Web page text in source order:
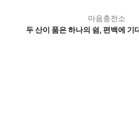
마음충전소
두 산이 품은 하나의 쉼, 편백에 기